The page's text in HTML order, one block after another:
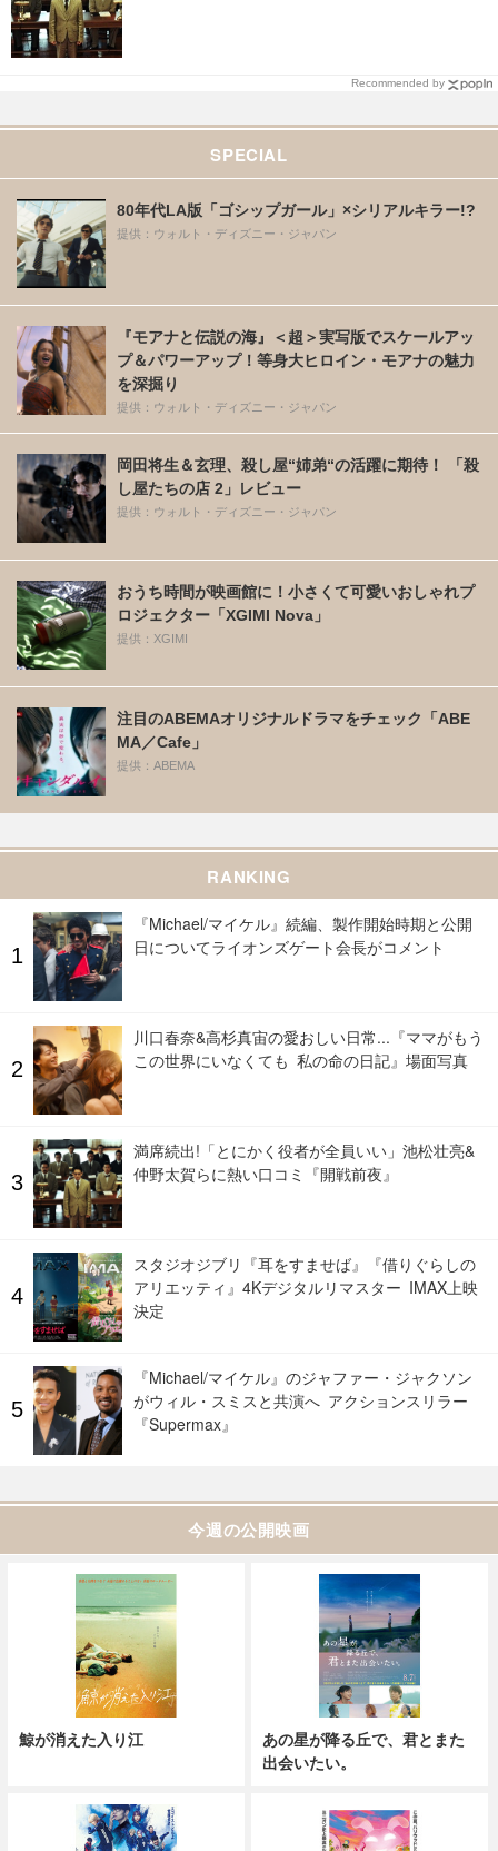
Recommended by
SPECIAL
80年代LA版「ゴシップガール」×シリアルキラー!?
提供：ウォルト・ディズニー・ジャパン
『モアナと伝説の海』＜超＞実写版でスケールアッ
プ＆パワーアップ！等身大ヒロイン・モアナの魅力
を深掘り
提供：ウォルト・ディズニー・ジャパン
岡田将生＆玄理、殺し屋“姉弟“の活躍に期待！ 「殺
し屋たちの店 2」レビュー
提供：ウォルト・ディズニー・ジャパン
おうち時間が映画館に！小さくて可愛いおしゃれプ
ロジェクター「XGIMI Nova」
提供：XGIMI
注目のABEMAオリジナルドラマをチェック「ABE
MA／Cafe」
提供：ABEMA
RANKING
『Michael/マイケル』続編、製作開始時期と公開
日についてライオンズゲート会長がコメント
川口春奈&高杉真宙の愛おしい日常...『ママがもう
この世界にいなくても 私の命の日記』場面写真
満席続出!「とにかく役者が全員いい」池松壮亮&
仲野太賀らに熱い口コミ『開戦前夜』
スタジオジブリ『耳をすませば』『借りぐらしの
アリエッティ』4Kデジタルリマスター IMAX上映
決定
『Michael/マイケル』のジャファー・ジャクソン
がウィル・スミスと共演へ アクションスリラー
『Supermax』
今週の公開映画
鯨が消えた入り江
あの星が降る丘で、君とまた
出会いたい。